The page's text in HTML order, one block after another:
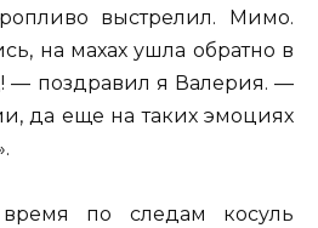
выстрелил. Мимо.
на махах ушла обратно в
— поздравил я Валерия. —
да еще на таких эмоциях
по следам косуль